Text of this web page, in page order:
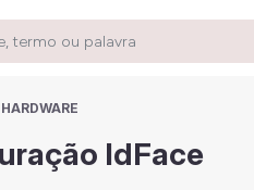
HARDWARE
IdFace